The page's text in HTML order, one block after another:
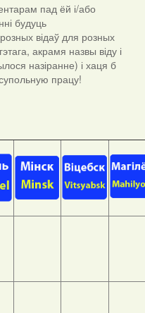
пад ёй і/або
будуць
відаў для розных
акрамя назвы віду і
назіранне) і хаця б
працу!